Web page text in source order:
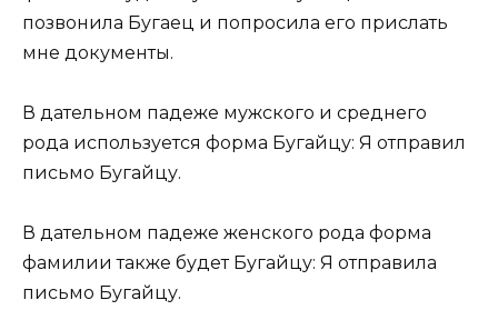
позвонила Бугаец и попросила его прислать
мне документы.
В дательном падеже мужского и среднего
рода используется форма Бугайцу: Я отправил
письмо Бугайцу.
В дательном падеже женского рода форма
фамилии также будет Бугайцу: Я отправила
письмо Бугайцу.